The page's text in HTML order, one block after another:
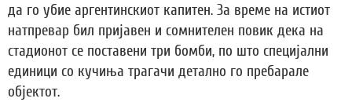
да го убие аргентинскиот капитен. За време на истиот
натпревар бил пријавен и сомнителен повик дека на
стадионот се поставени три бомби, по што специјални
единици со кучиња трагачи детално го пребарале
објектот.